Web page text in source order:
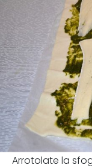
Arrotolate la